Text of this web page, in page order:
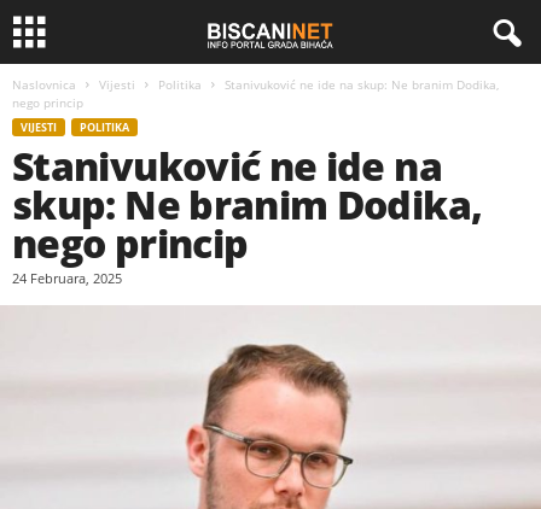
Naslovnica Vijesti Politika
Stanivuković ne ide na skup: Ne branim Dodika,
nego princip
VIJESTI POLITIKA
Stanivuković ne ide na
skup: Ne branim Dodika,
nego princip
24 Februara, 2025